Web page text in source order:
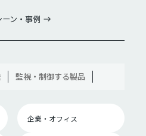
ン・事例
監視・制御する製品
企業・オフィス